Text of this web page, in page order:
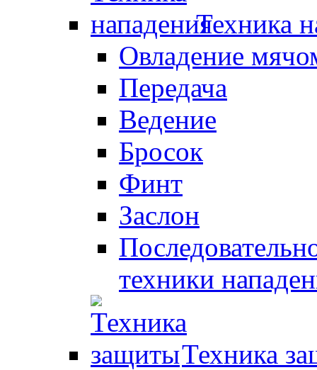
Техника
Овладение
Передача
Ведение
Бросок
Финт
Заслон
техники
Техника